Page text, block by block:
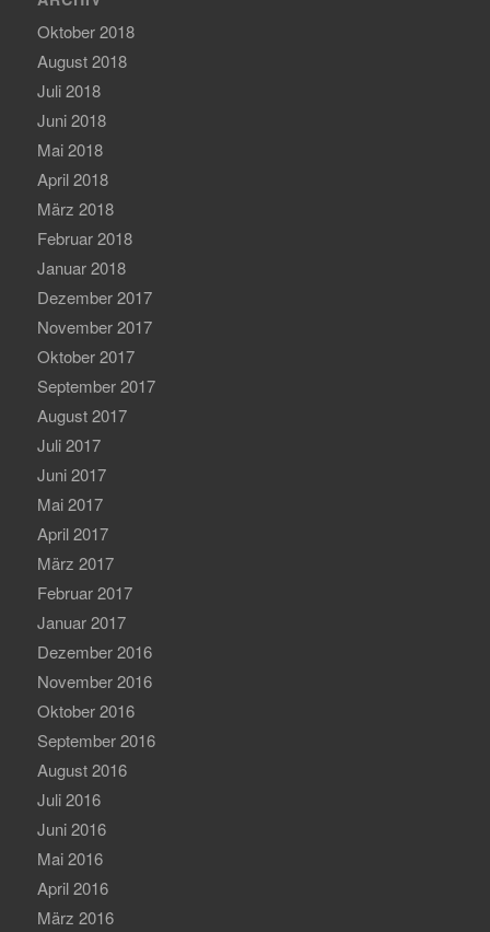
Oktober 2018
August 2018
Juli 2018
Juni 2018
Mai 2018
April 2018
März 2018
Februar 2018
Januar 2018
Dezember 2017
November 2017
Oktober 2017
September 2017
August 2017
Juli 2017
Juni 2017
Mai 2017
April 2017
März 2017
Februar 2017
Januar 2017
Dezember 2016
November 2016
Oktober 2016
September 2016
August 2016
Juli 2016
Juni 2016
Mai 2016
April 2016
März 2016